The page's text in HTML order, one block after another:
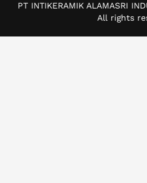
PT INTIKERAMIK ALAMASRI
All rights